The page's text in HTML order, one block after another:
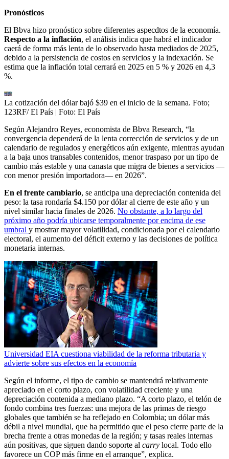
Pronósticos
El Bbva hizo pronóstico sobre diferentes aspecdtos de la economía.
Respecto a la inflación, el análisis indica que habrá el indicador
caerá de forma más lenta de lo observado hasta mediados de 2025,
debido a la persistencia de costos en servicios y la indexación. Se
estima que la inflación total cerrará en 2025 en 5 % y 2026 en 4,3
%.
La cotización del dólar bajó $39 en el inicio de la semana. Foto;
123RF/ El País | Foto: El País
Según Alejandro Reyes, economista de Bbva Research, “la
convergencia dependerá de la lenta corrección de servicios y de un
calendario de regulados y energéticos aún exigente, mientras ayudan
a la baja unos transables contenidos, menor traspaso por un tipo de
cambio más estable y una canasta que migra de bienes a servicios —
con menor presión importadora— en 2026”.
En el frente cambiario, se anticipa una depreciación contenida del
peso: la tasa rondaría $4.150 por dólar al cierre de este año y un
nivel similar hacia finales de 2026. No obstante, a lo largo del
próximo año podría ubicarse temporalmente por encima de ese
umbral y mostrar mayor volatilidad, condicionada por el calendario
electoral, el aumento del déficit externo y las decisiones de política
monetaria internas.
Universidad EIA cuestiona viabilidad de la reforma tributaria y
advierte sobre sus efectos en la economía
Según el informe, el tipo de cambio se mantendrá relativamente
apreciado en el corto plazo, con volatilidad creciente y una
depreciación contenida a mediano plazo. “A corto plazo, el telón de
fondo combina tres fuerzas: una mejora de las primas de riesgo
globales que también se ha reflejado en Colombia; un dólar más
débil a nivel mundial, que ha permitido que el peso cierre parte de la
brecha frente a otras monedas de la región; y tasas reales internas
aún positivas, que siguen dando soporte al carry local. Todo ello
favorece un COP más firme en el arranque”, explica.